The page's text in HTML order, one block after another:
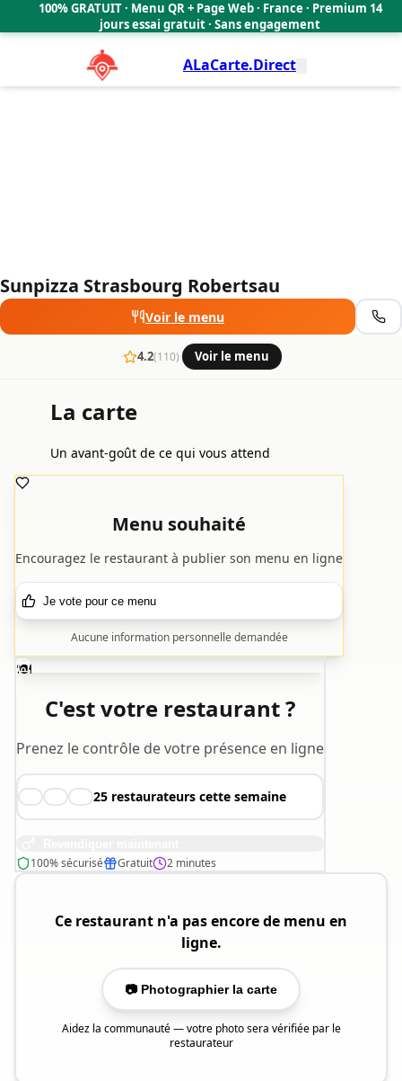
100% GRATUIT · Menu QR + Page Web · France · Premium 14
jours essai gratuit · Sans engagement
ALaCarte.Direct
Sunpizza Strasbourg Robertsau
Voir le menu
· 4.2(110)· Voir le menu
Sunpizza Strasbourg Robertsau 4.2
La carte
Un avant-goût de ce qui vous attend
Menu souhaité
Encouragez le restaurant à publier son menu en ligne
Je vote pour ce menu
Aucune information personnelle demandée
🍽️
C'est votre restaurant ?
Prenez le contrôle de votre présence en ligne
👨‍🍳 👩‍🍳 🧑‍🍳25 restaurateurs cette semaine
100% sécurisé Gratuit 2 minutes
Ce restaurant n'a pas encore de menu en
ligne.
📷 Photographier la carte
Aidez la communauté — votre photo sera vérifiée par le
restaurateur